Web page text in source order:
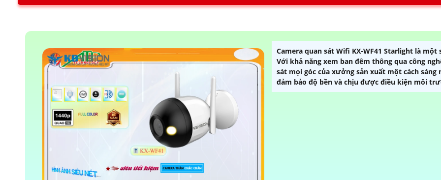
Camera quan sát Wifi KX-WF41 Starlight là
Với khả năng xem ban đêm thông qua công
sát mọi góc của xưởng sản xuất một cách
đảm bảo độ bền và chịu được điều kiện môi